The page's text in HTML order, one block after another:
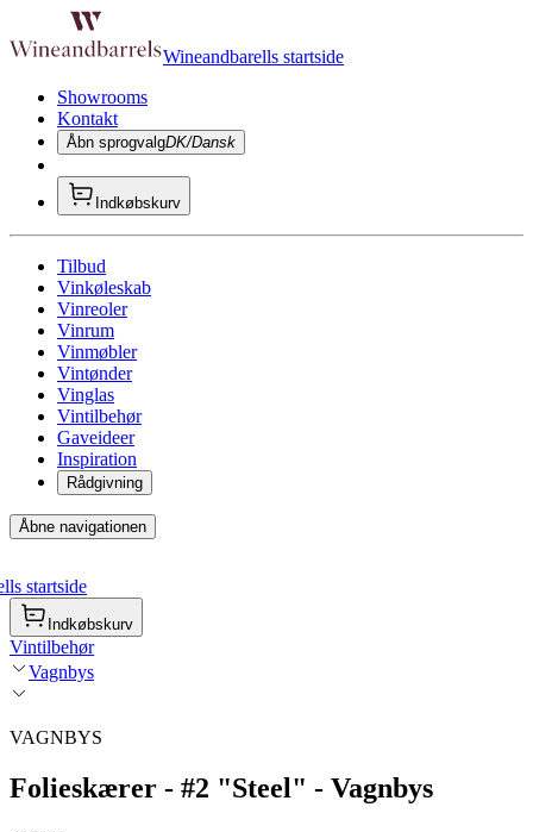
Wineandbarells startside
Showrooms
Kontakt
Åbn sprogvalgDK/Dansk
Indkøbskurv
Tilbud
Vinkøleskab
Vinreoler
Vinrum
Vinmøbler
Vintønder
Vinglas
Vintilbehør
Gaveideer
Inspiration
Rådgivning
Åbne navigationen
startside
Indkøbskurv
Vintilbehør
Vagnbys
VAGNBYS
Folieskærer - #2 "Steel" - Vagnbys